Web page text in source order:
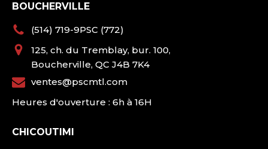
BOUCHERVILLE
(514) 719-9PSC (772)
125, ch. du Tremblay, bur. 100,
Boucherville, QC J4B 7K4
ventes@pscmtl.com
Heures d'ouverture : 6h à 16H
CHICOUTIMI